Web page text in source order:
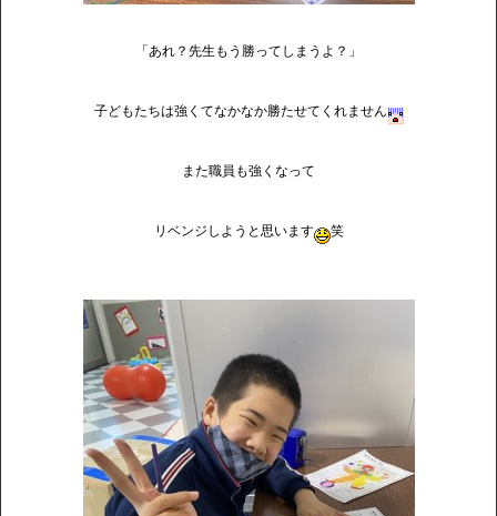
「あれ？先生もう勝ってしまうよ？」
子どもたちは強くてなかなか勝たせてくれません
また職員も強くなって
リベンジしようと思います 笑